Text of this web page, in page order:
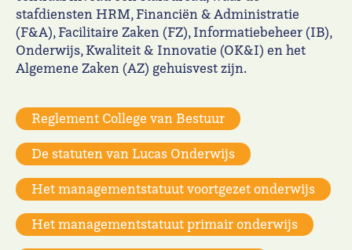
stafdiensten HRM, Financiën & Administratie
(F&A), Facilitaire Zaken (FZ), Informatiebeheer (IB),
Onderwijs, Kwaliteit & Innovatie (OK&I) en het
Algemene Zaken (AZ) gehuisvest zijn.
Reglement College van Bestuur
De statuten van Lucas Onderwijs
Het managementstatuut voortgezet onderwijs
Het managementstatuut primair onderwijs